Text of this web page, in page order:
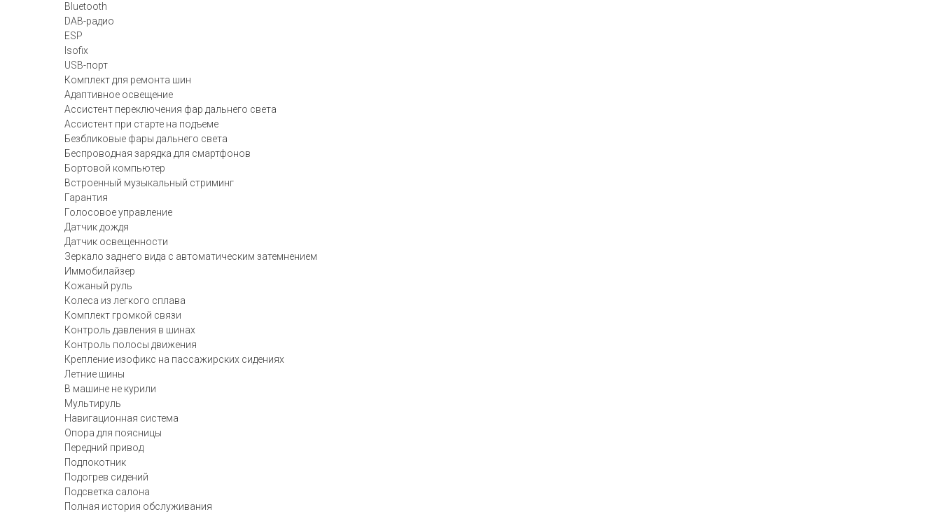
Bluetooth
DAB-радио
ESP
Isofix
USB-порт
Комплект для ремонта шин
Адаптивное освещение
Ассистент переключения фар дальнего света
Ассистент при старте на подъеме
Безбликовые фары дальнего света
Беспроводная зарядка для смартфонов
Бортовой компьютер
Встроенный музыкальный стриминг
Гарантия
Голосовое управление
Датчик дождя
Датчик освещенности
Зеркало заднего вида с автоматическим затемнением
Иммобилайзер
Кожаный руль
Колеса из легкого сплава
Комплект громкой связи
Контроль давления в шинах
Контроль полосы движения
Крепление изофикс на пассажирских сидениях
Летние шины
В машине не курили
Мультируль
Навигационная система
Опора для поясницы
Передний привод
Подлокотник
Подогрев сидений
Подсветка салона
Полная история обслуживания